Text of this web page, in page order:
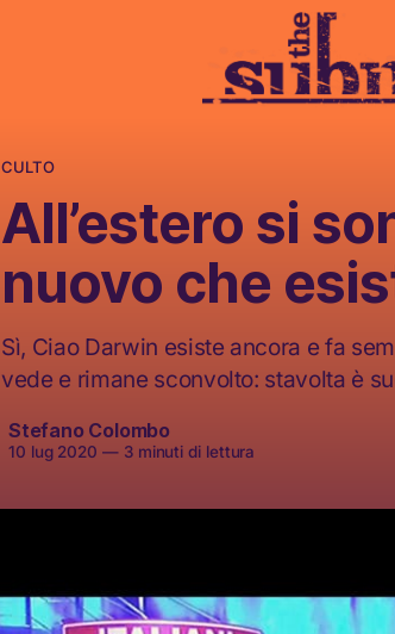
CULTO
All’estero si
nuovo che
Sì, Ciao Darwin esiste ancora e fa
vede e rimane sconvolto: stavolta è
Stefano Colombo
10 lug 2020 —3 minuti di lettura